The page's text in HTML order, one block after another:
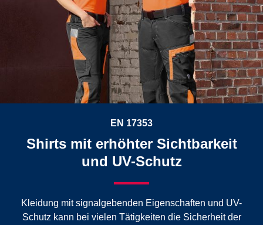
EN 17353
Shirts mit erhöhter Sichtbarkeit
und UV-Schutz
Kleidung mit signalgebenden Eigenschaften und UV-
Schutz kann bei vielen Tätigkeiten die Sicherheit der